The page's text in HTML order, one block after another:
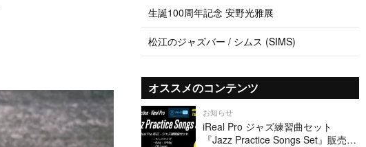
生誕100周年記念 安野光雅展
松江のジャズバー / シムス (SIMS)
オススメのコンテンツ
お知らせ
iReal Pro ジャズ練習曲セット
『Jazz Practice Songs Set』販売中